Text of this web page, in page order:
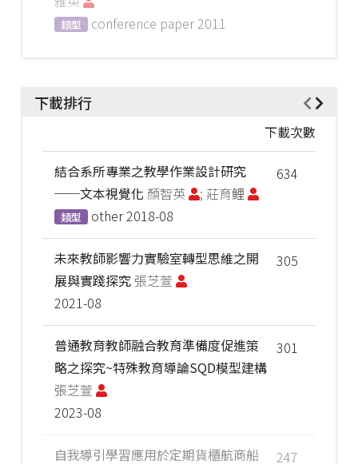
類型 conference paper2011
下載排行
下載次數
634
結合系所專業之教學作業設計研究
──文本視覺化 顏智英 ; 莊育鲤
類型 other2018-08
305
未來教師影響力實驗室轉型思維之開
展與實踐探究 張芝萱
2021-08
301
普通教育教師融合教育準備度促進策
略之探究~特殊教育導論SQD模型建構
張芝萱
2023-08
247
自我導引學習應用於定期貨櫃航商船